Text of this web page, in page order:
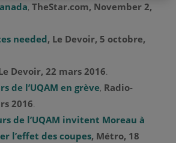
, TheStar.com, November 2,
needed, Le Devoir, 5 octobre,
Devoir, 22 mars 2016.
de l’UQAM en grève, Radio-
2016.
de l’UQAM invitent Moreau à
l’effet des coupes, Métro, 18